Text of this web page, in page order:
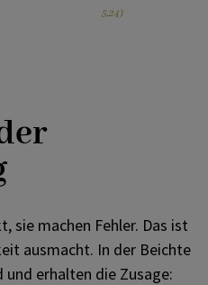
5,24)
sie machen Fehler. Das ist
ausmacht. In der Beichte
und erhalten die Zusage: